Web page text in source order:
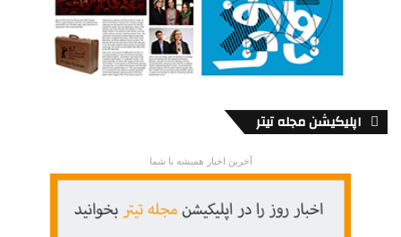
اپلیکیشن مجله تیتر
آخرین اخبار همیشه با شما